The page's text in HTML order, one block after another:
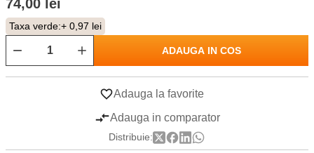
74,00 lei
Taxa verde:+ 0,97 lei
ADAUGA IN COS
Adauga la favorite
Adauga in comparator
Distribuie: